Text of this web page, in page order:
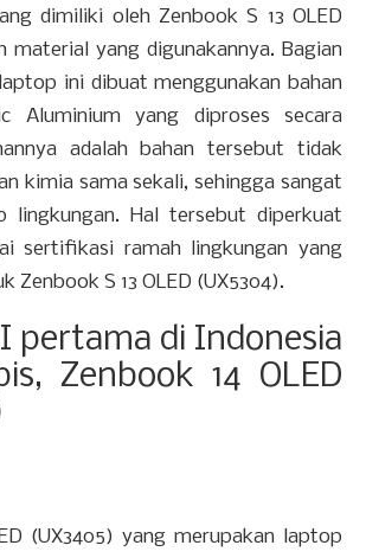
dimiliki oleh Zenbook S 13 OLED
material yang digunakannya. Bagian
ini dibuat menggunakan bahan
Aluminium yang diproses secara
adalah bahan tersebut tidak
kimia sama sekali, sehingga sangat
lingkungan. Hal tersebut diperkuat
sertifikasi ramah lingkungan yang
Zenbook S 13 OLED (UX5304).
pertama di Indonesia
Zenbook 14 OLED
(UX3405) yang merupakan laptop